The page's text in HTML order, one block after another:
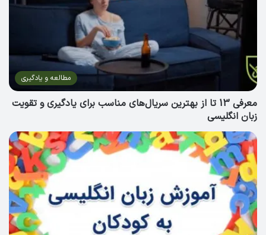
مطالعه و یادگیری
معرفی 13 تا از بهترین سریال‌های مناسب برای یادگیری و تقویت
زبان انگلیسی